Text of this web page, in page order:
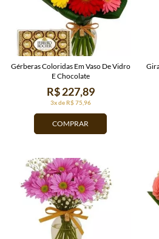
COMPRAR
3x de R$ 75,96
R$ 227,89
Gérberas Coloridas Em Vaso De Vidro
E Chocolate